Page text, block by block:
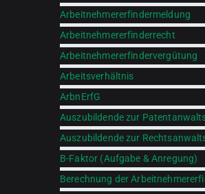
Arbeitnehmererfindermeldung
Arbeitnehmererfinderrecht
Arbeitnehmererfindervergütung
Arbeitsverhältnis
ArbnErfG
Auszubildende zur
Auszubildende zur
B-Faktor (Aufgabe & Anregung)
Berechnung der